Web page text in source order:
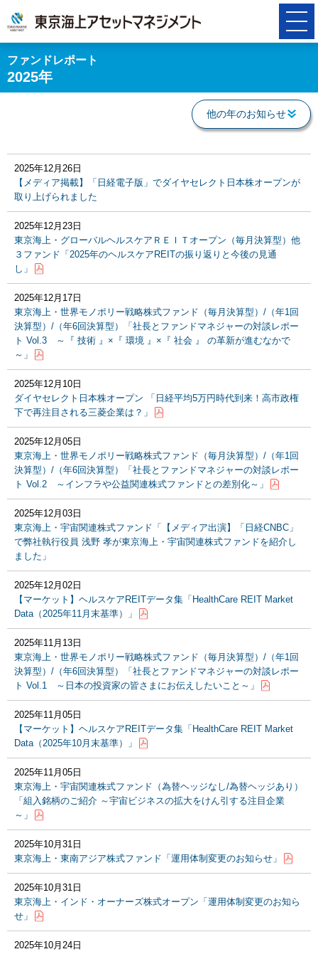
ファンドレポート
2025年
他の年のお知らせ
2025年12月26日
【メディア掲載】「日経電子版」でダイヤセレクト日本株オープンが
取り上げられました
2025年12月23日
東京海上・グローバルヘルスケアＲＥＩＴオープン（毎月決算型）他
３ファンド「2025年のヘルスケアREITの振り返りと今後の見通
し」
2025年12月17日
東京海上・世界モノポリー戦略株式ファンド（毎月決算型）/（年1回
決算型）/（年6回決算型）「社長とファンドマネジャーの対談レポー
ト Vol.3 ～『 技術 』×『 環境 』×『 社会 』 の革新が進むなかで
～」
2025年12月10日
ダイヤセレクト日本株オープン 「日経平均5万円時代到来！高市政権
下で再注目される三菱企業は？」
2025年12月05日
東京海上・世界モノポリー戦略株式ファンド（毎月決算型）/（年1回
決算型）/（年6回決算型）「社長とファンドマネジャーの対談レポー
ト Vol.2 ～インフラや公益関連株式ファンドとの差別化～」
2025年12月03日
東京海上・宇宙関連株式ファンド「【メディア出演】「日経CNBC」
で弊社執行役員 浅野 孝が東京海上・宇宙関連株式ファンドを紹介し
ました」
2025年12月02日
【マーケット】ヘルスケアREITデータ集「HealthCare REIT Market
Data（2025年11月末基準）」
2025年11月13日
東京海上・世界モノポリー戦略株式ファンド（毎月決算型）/（年1回
決算型）/（年6回決算型）「社長とファンドマネジャーの対談レポー
ト Vol.1 ～日本の投資家の皆さまにお伝えしたいこと～」
2025年11月05日
【マーケット】ヘルスケアREITデータ集「HealthCare REIT Market
Data（2025年10月末基準）」
2025年11月05日
東京海上・宇宙関連株式ファンド（為替ヘッジなし/為替ヘッジあり）
「組入銘柄のご紹介 ～宇宙ビジネスの拡大をけん引する注目企業
～」
2025年10月31日
東京海上・東南アジア株式ファンド「運用体制変更のお知らせ」
2025年10月31日
東京海上・インド・オーナーズ株式オープン「運用体制変更のお知ら
せ」
2025年10月24日